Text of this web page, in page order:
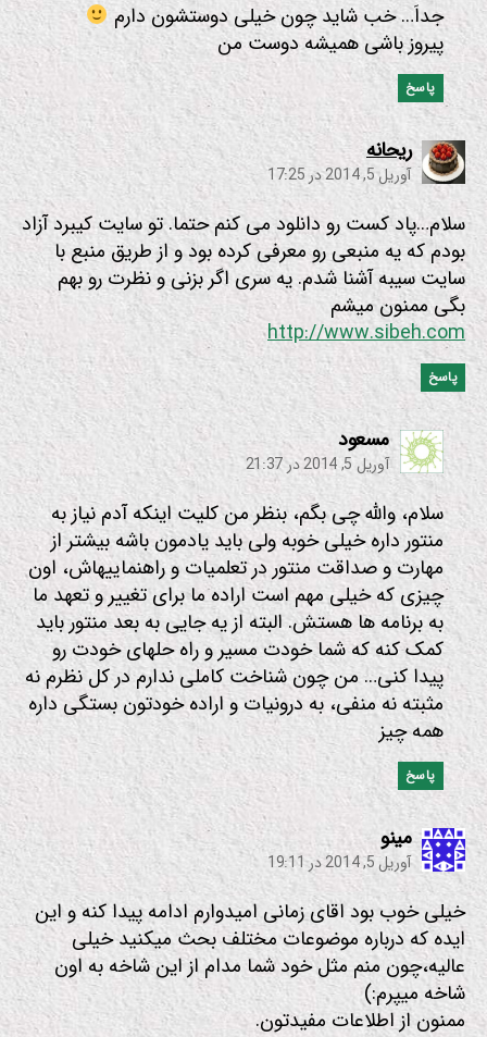
جداَ… خب شاید چون خیلی دوستشون دارم
پیروز باشی همیشه دوست من
پاسخ
ریحانه:
آوریل 5, 2014 در 17:25
سلام…پاد کست رو دانلود می کنم حتما. تو سایت کیبرد آزاد
بودم که یه منبعی رو معرفی کرده بود و از طریق منبع با
سایت سیبه آشنا شدم. یه سری اگر بزنی و نظرت رو بهم
بگی ممنون میشم
http://www.sibeh.com
پاسخ
مسعود:
آوریل 5, 2014 در 21:37
سلام، والله چی بگم، بنظر من کلیت اینکه آدم نیاز به
منتور داره خیلی خوبه ولی باید یادمون باشه بیشتر از
مهارت و صداقت منتور در تعلمیات و راهنماییهاش، اون
چیزی که خیلی مهم است اراده ما برای تغییر و تعهد ما
به برنامه ها هستش. البته از یه جایی به بعد منتور باید
کمک کنه که شما خودت مسیر و راه حلهای خودت رو
پیدا کنی… من چون شناخت کاملی ندارم در کل نظرم نه
مثبته نه منفی، به درونیات و اراده خودتون بستگی داره
همه چیز
پاسخ
مینو
آوریل 5, 2014 در 19:11
خیلی خوب بود اقای زمانی امیدوارم ادامه پیدا کنه و این
ایده که درباره موضوعات مختلف بحث میکنید خیلی
عالیه،چون منم مثل خود شما مدام از این شاخه به اون
شاخه میپرم:)
ممنون از اطلاعات مفیدتون.